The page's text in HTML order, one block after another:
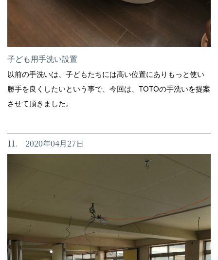
子ども用手洗い設置
以前の手洗いは、子どもたちには高い位置にありもっと使い
勝手を良くしたいという事で、今回は、TOTOの手洗いを提案
させて頂きました。
11. 2020年04月27日